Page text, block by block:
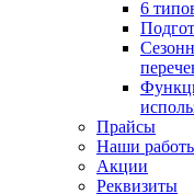
6
Прайсы
Наши
Акции
Реквизиты